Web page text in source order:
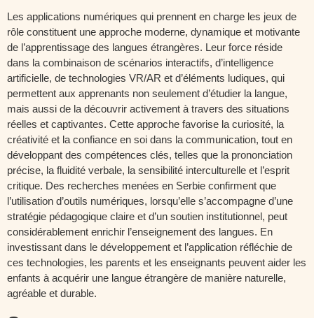
Les applications numériques qui prennent en charge les jeux de
rôle constituent une approche moderne, dynamique et motivante
de l’apprentissage des langues étrangères. Leur force réside
dans la combinaison de scénarios interactifs, d’intelligence
artificielle, de technologies VR/AR et d’éléments ludiques, qui
permettent aux apprenants non seulement d’étudier la langue,
mais aussi de la découvrir activement à travers des situations
réelles et captivantes. Cette approche favorise la curiosité, la
créativité et la confiance en soi dans la communication, tout en
développant des compétences clés, telles que la prononciation
précise, la fluidité verbale, la sensibilité interculturelle et l’esprit
critique. Des recherches menées en Serbie confirment que
l’utilisation d’outils numériques, lorsqu’elle s’accompagne d’une
stratégie pédagogique claire et d’un soutien institutionnel, peut
considérablement enrichir l’enseignement des langues. En
investissant dans le développement et l’application réfléchie de
ces technologies, les parents et les enseignants peuvent aider les
enfants à acquérir une langue étrangère de manière naturelle,
agréable et durable.